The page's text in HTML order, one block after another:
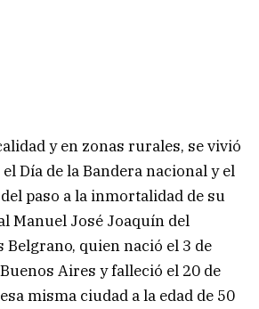
y en zonas rurales, se vivió
Día de la Bandera nacional y el
paso a la inmortalidad de su
Manuel José Joaquín del
Belgrano, quien nació el 3 de
Aires y falleció el 20 de
misma ciudad a la edad de 50